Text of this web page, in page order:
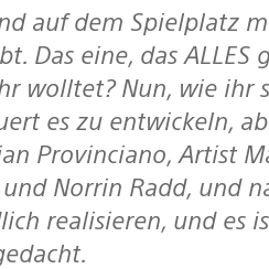
Das eine, das ALLES
wolltet? Nun, wie ihr
es zu entwickeln,
Provinciano, Artist
Norrin Radd, und
realisieren, und es